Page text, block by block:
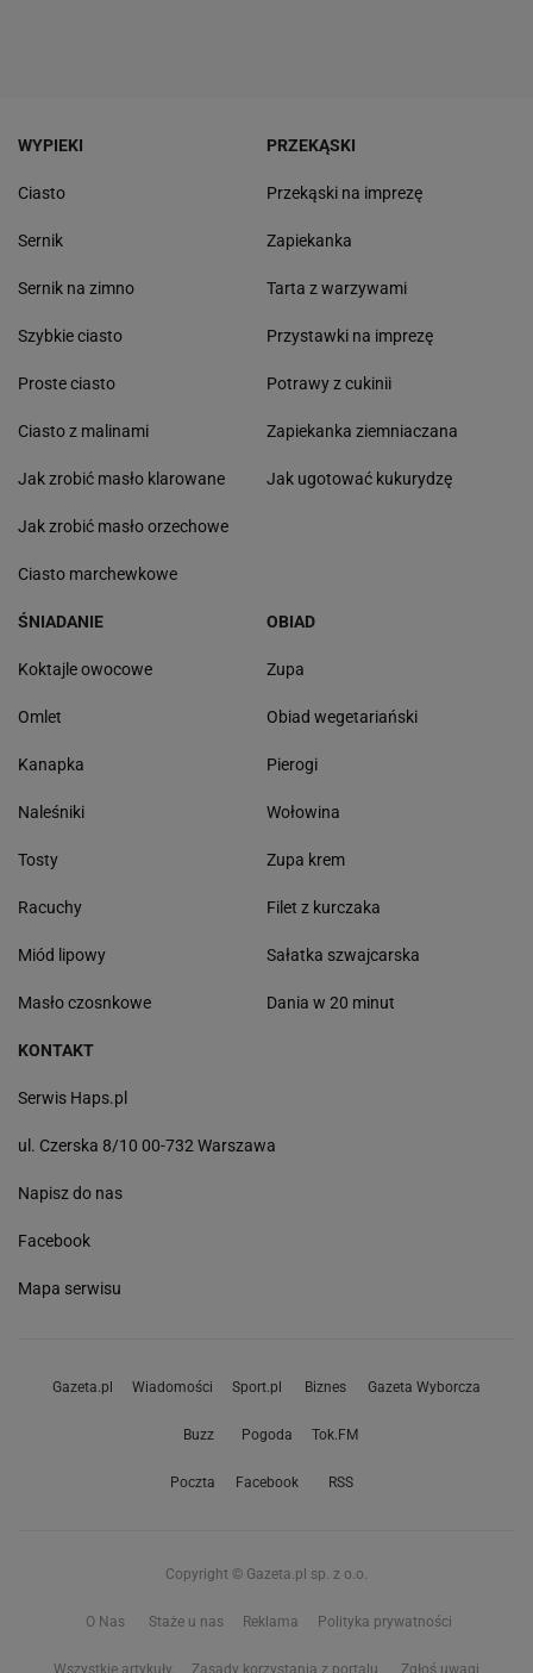
WYPIEKI
Ciasto
Sernik
Sernik na zimno
Szybkie ciasto
Proste ciasto
Ciasto z malinami
Jak zrobić masło klarowane
Jak zrobić masło orzechowe
Ciasto marchewkowe
PRZEKĄSKI
Przekąski na imprezę
Zapiekanka
Tarta z warzywami
Przystawki na imprezę
Potrawy z cukinii
Zapiekanka ziemniaczana
Jak ugotować kukurydzę
ŚNIADANIE
Koktajle owocowe
Omlet
Kanapka
Naleśniki
Tosty
Racuchy
Miód lipowy
Masło czosnkowe
OBIAD
Zupa
Obiad wegetariański
Pierogi
Wołowina
Zupa krem
Filet z kurczaka
Sałatka szwajcarska
Dania w 20 minut
KONTAKT
Serwis Haps.pl
ul. Czerska 8/10 00-732 Warszawa
Napisz do nas
Facebook
Mapa serwisu
Gazeta.pl Wiadomości Sport.pl Biznes Gazeta Wyborcza
Buzz Pogoda Tok.FM
Poczta Facebook RSS
Copyright © Gazeta.pl sp. z o.o.
O Nas Staże u nas Reklama Polityka prywatności
Wszystkie artykuły Zasady korzystania z portalu Zgłoś uwagi